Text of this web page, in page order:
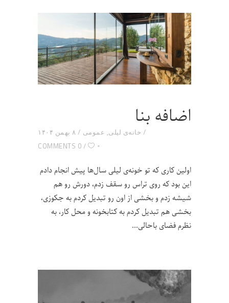
اضافه بنا
۸ بهمن ۱۴۰۴ خانه‌ی لیلی, عمومی
0 COMMENTS
۰
اولین کاری که تو خونه‌ی لیلی سال‌ها پیش انجام دادم
این بود که روی تراس رو سقف زدم، دورش رو هم
شیشه زدم و بخشی از اون رو تبدیل کردم به جکوزی،
بخشی هم تبدیل کردم به کتابخونه و محل کار، به
نظرم فضای باحالی